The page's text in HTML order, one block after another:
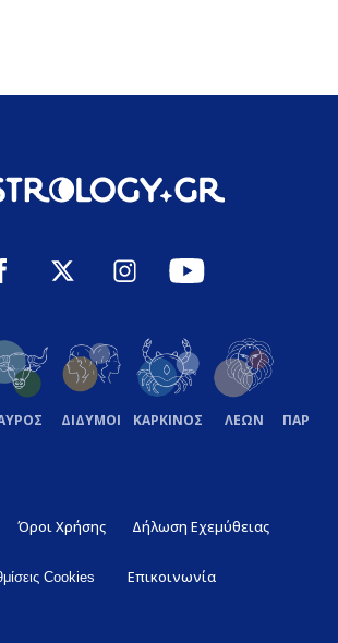
ΔΙΔΥΜΟΙ ΚΑΡΚΙΝΟΣ ΛΕΩΝ
Όροι Χρήσης Δήλωση Εχεμύθειας
Cookies Επικοινωνία